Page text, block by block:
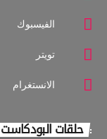
الفيسبوك
تويتر
الانستغرام
حلقات البودكاست